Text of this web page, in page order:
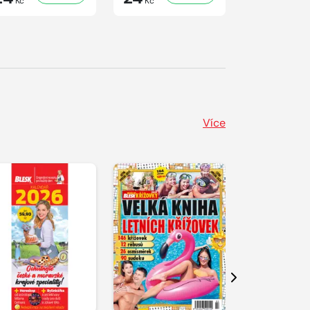
Více
Další